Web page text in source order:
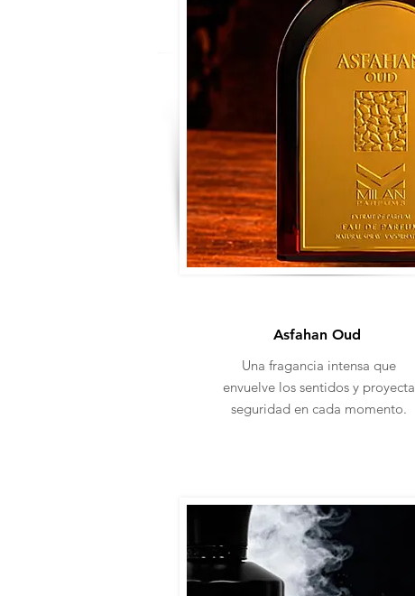
Asfahan Oud
Una fragancia intensa que
envuelve los sentidos y proyecta
seguridad en cada momento.